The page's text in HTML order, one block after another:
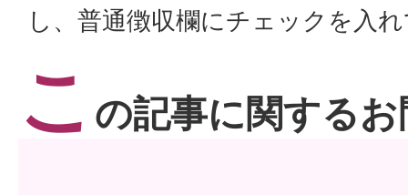
し、普通徴収欄にチェックを入
こ の記事に関する